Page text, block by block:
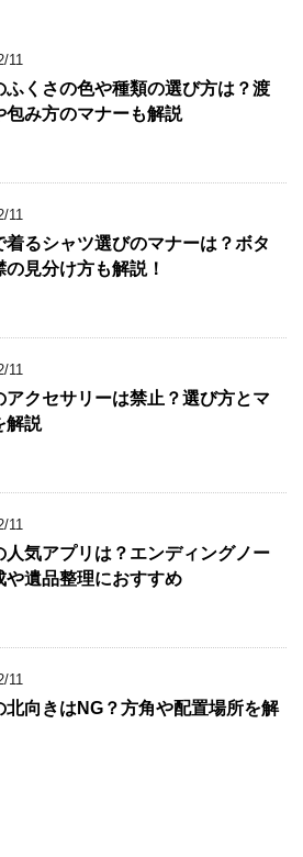
11
ふくさの色や種類の選び方は？渡
包み方のマナーも解説
11
着るシャツ選びのマナーは？ボタ
の見分け方も解説！
11
アクセサリーは禁止？選び方とマ
解説
11
人気アプリは？エンディングノー
や遺品整理におすすめ
11
北向きはNG？方角や配置場所を解